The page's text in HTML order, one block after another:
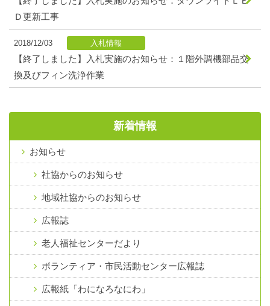
Ｄ更新工事
2018/12/03 入札情報
【終了しました】入札実施のお知らせ：１階外調機部品交
換及びフィン洗浄作業
新着情報
お知らせ
社協からのお知らせ
地域社協からのお知らせ
広報誌
老人福祉センターだより
ボランティア・市民活動センター広報誌
広報紙「わになろなにわ」